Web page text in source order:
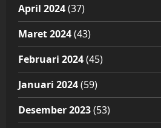
April 2024(37)
Maret 2024(43)
Februari 2024(45)
Januari 2024(59)
Desember 2023(53)